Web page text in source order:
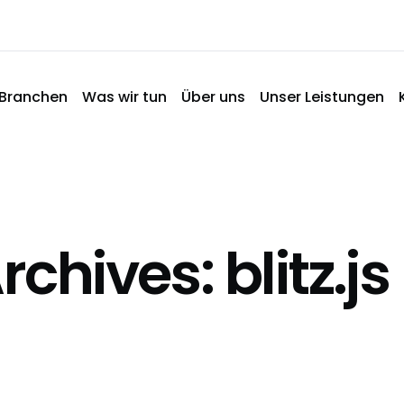
Branchen Was wir tun Über uns Unser Leistungen
blitz.js